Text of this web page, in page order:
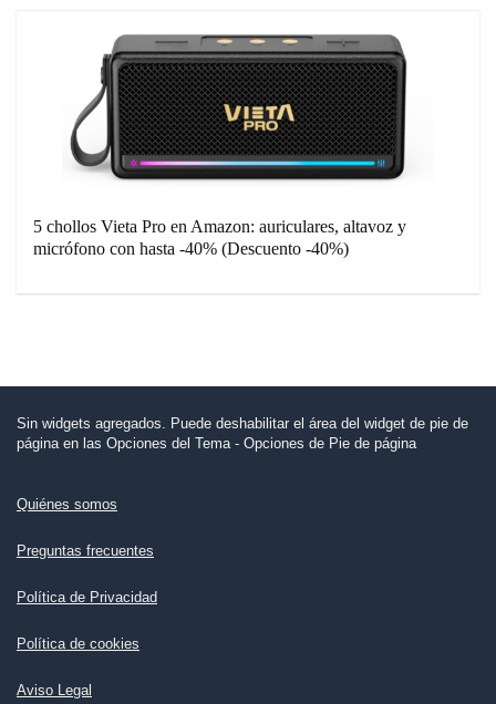
5 chollos Vieta Pro en Amazon: auriculares, altavoz y
micrófono con hasta -40% (Descuento -40%)
Sin widgets agregados. Puede deshabilitar el área del widget de pie de
página en las Opciones del Tema - Opciones de Pie de página
Quiénes somos
Preguntas frecuentes
Política de Privacidad
Política de cookies
Aviso Legal